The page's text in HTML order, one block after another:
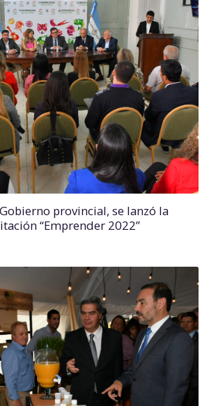
provincial, se lanzó la
“Emprender 2022”